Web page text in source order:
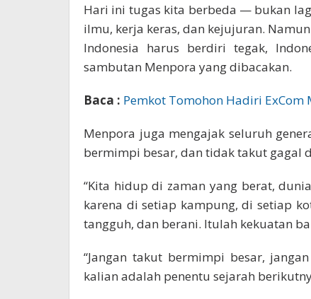
Hari ini tugas kita berbeda — bukan
ilmu, kerja keras, dan kejujuran.
Indonesia harus berdiri tegak,
sambutan Menpora yang dibacakan.
Baca : Pemkot Tomohon Hadiri ExCom
Menpora juga mengajak seluruh
bermimpi besar, dan tidak takut gagal
“Kita hidup di zaman yang berat,
karena di setiap kampung, di setiap
tangguh, dan berani. Itulah kekuatan
“Jangan takut bermimpi besar,
kalian adalah penentu sejarah